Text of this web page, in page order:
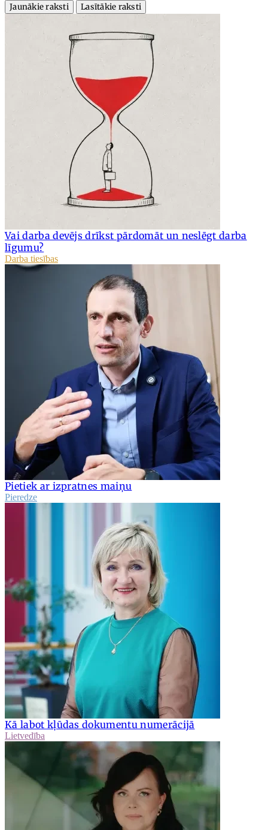
Jaunākie raksti
Lasītākie raksti
Vai darba devējs drīkst pārdomāt un neslēgt darba
līgumu?
Darba tiesības
Pietiek ar izpratnes maiņu
Pieredze
Kā labot kļūdas dokumentu numerācijā
Lietvedība